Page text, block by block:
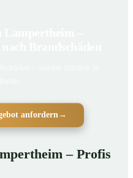
anfordern→
– Profis